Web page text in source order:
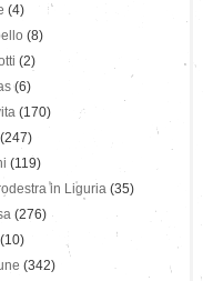
(4)
(8)
(2)
(6)
(170)
(247)
(119)
in Liguria (35)
(276)
(10)
(342)